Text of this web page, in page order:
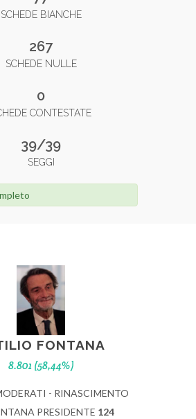
SCHEDE BIANCHE
267
SCHEDE NULLE
0
CONTESTATE
39/39
SEGGI
FONTANA
8.801 (58,44%)
- RINASCIMENTO
PRESIDENTE 124